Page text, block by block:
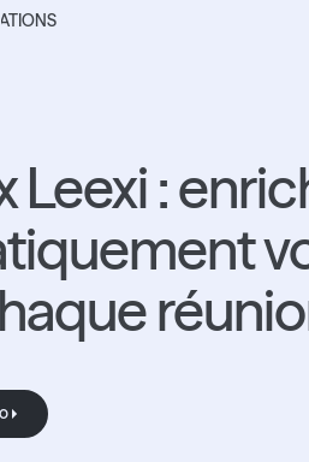
Leexi :
une demo